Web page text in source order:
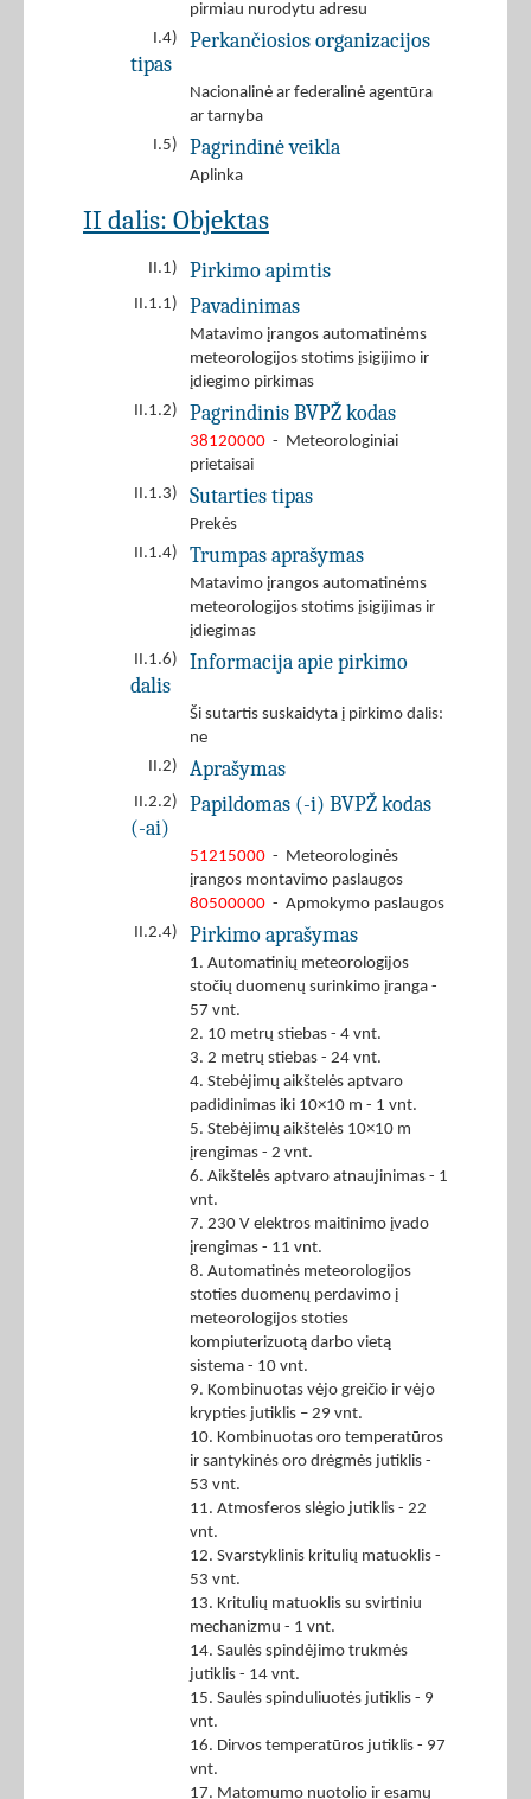
pirmiau nurodytu adresu
I.4)
Perkančiosios organizacijos
tipas
Nacionalinė ar federalinė agentūra
ar tarnyba
I.5)
Pagrindinė veikla
Aplinka
II dalis: Objektas
II.1) Pirkimo apimtis
II.1.1) Pavadinimas
Matavimo įrangos automatinėms
meteorologijos stotims įsigijimo ir
įdiegimo pirkimas
II.1.2)
Pagrindinis BVPŽ kodas
38120000 - Meteorologiniai
prietaisai
II.1.3)
Sutarties tipas
Prekės
II.1.4)
Trumpas aprašymas
Matavimo įrangos automatinėms
meteorologijos stotims įsigijimas ir
įdiegimas
II.1.6)
Informacija apie pirkimo
dalis
Ši sutartis suskaidyta į pirkimo dalis:
ne
II.2)
Aprašymas
II.2.2)
Papildomas (-i) BVPŽ kodas
(-ai)
51215000 - Meteorologinės
įrangos montavimo paslaugos
80500000 - Apmokymo paslaugos
II.2.4)
Pirkimo aprašymas
1. Automatinių meteorologijos
stočių duomenų surinkimo įranga -
57 vnt.
2. 10 metrų stiebas - 4 vnt.
3. 2 metrų stiebas - 24 vnt.
4. Stebėjimų aikštelės aptvaro
padidinimas iki 10×10 m - 1 vnt.
5. Stebėjimų aikštelės 10×10 m
įrengimas - 2 vnt.
6. Aikštelės aptvaro atnaujinimas - 1
vnt.
7. 230 V elektros maitinimo įvado
įrengimas - 11 vnt.
8. Automatinės meteorologijos
stoties duomenų perdavimo į
meteorologijos stoties
kompiuterizuotą darbo vietą
sistema - 10 vnt.
9. Kombinuotas vėjo greičio ir vėjo
krypties jutiklis – 29 vnt.
10. Kombinuotas oro temperatūros
ir santykinės oro drėgmės jutiklis -
53 vnt.
11. Atmosferos slėgio jutiklis - 22
vnt.
12. Svarstyklinis kritulių matuoklis -
53 vnt.
13. Kritulių matuoklis su svirtiniu
mechanizmu - 1 vnt.
14. Saulės spindėjimo trukmės
jutiklis - 14 vnt.
15. Saulės spinduliuotės jutiklis - 9
vnt.
16. Dirvos temperatūros jutiklis - 97
vnt.
17. Matomumo nuotolio ir esamų